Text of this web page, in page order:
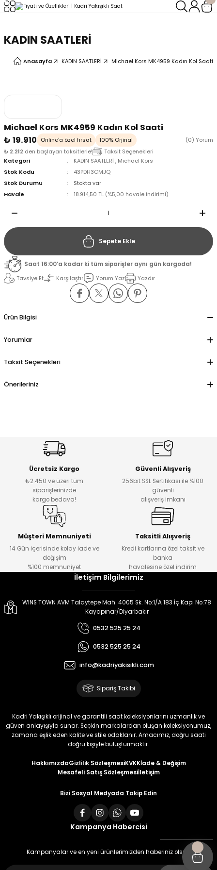
KADIN SAATLERİ
Anasayfa KADIN SAATLERİ Michael Kors MK4959 Kadın Kol Saati
Michael Kors MK4959 Kadın Kol Saati
₺ 19.910
Online'a özel fırsat 100% Orjinal
(0) Yorum
₺ 2.212 den başlayan taksitlerle!
Taksit Seçenekleri
Kategori
KADIN SAATLERİ , Michael Kors
Stok Kodu
43PDH3CMJQ
Stok Durumu
Stokta var
Havale
18.914,50 TL (%5,00 havale indirimi)
Sepete Ekle
Saat 16:00’a kadar ki tüm siparişler aynı gün kargoda!
Tavsiye Et
Karşılaştır Yorum Yaz Yazdır
Ürün Bilgisi
Yorumlar
Taksit Seçenekleri
Önerileriniz
Ücretsiz Kargo
₺2.450 ve üzeri tüm
siparişlerinizde
kargo bedava!
Güvenli Alışveriş
256bit SSL Sertifikası ile %100
güvenli
alışveriş imkanı
Müşteri Memnuniyeti
14 Gün içerisinde kolay iade ve
değişim
%100 memnuniyet
Taksitli Alışveriş
Kredi kartlarına özel taksit ve
banka
havalesine özel indirim
İletişim Bilgilerimiz
WINS TOWN AVM Talaytepe Mah. 4005 Sk. No:1/A 183 İç Kapı No:78
Kayapınar/Diyarbakır
0532 525 25 24
0532 525 25 24
info@kadriyakisikli.com
Sipariş Takibi
Kadri Yakışıklı orijinal ve garantili saat koleksiyonlarını uzmanlık ve
güven anlayışıyla sunar. Seçkin markalardan oluşan koleksiyonumuz,
zamana eşlik eden kalite ve stile odaklanır. Amacımız, doğru saati
doğru kişiyle buluşturmaktır.
HakkımızdaGizlilik SözleşmesiKVKKİade & Değişim
Mesafeli Satış Sözleşmesiİletişim
Bizi Sosyal Medyada Takip Edin
Kampanya Habercisi
Kampanyalar ve en yeni ürünlerimizden haberiniz olsun
Geri Dön
Geri Dön